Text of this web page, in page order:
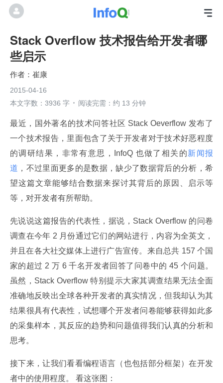
Stack Overflow 技术报告给开发者哪
些启示
崔康
2015-04-16
本文字数：3936 字
阅读完需：约 13 分钟
最近，国外著名的技术问答社区 Stack Oeverflow 发布了
一个技术报告，里面包含了关于开发者对于技术好恶程度
的调研结果，非常有意思，InfoQ 也做了相关的新闻报
道 ，不过里面更多的是数据，缺少了数据背后的分析，希
望这篇文章能够结合数据来探讨其背后的原因、启示等
等，对开发者有所帮助。
先说说这篇报告的代表性，据说，Stack Overflow 的问卷
调查在今年 2 月份通过它们的网站进行，内容为全英文，
并且在各大社交媒体上进行广告宣传。来自总共 157 个国
家的超过 2 万 6 千名开发者回答了问卷中的 45 个问题。
虽然，Stack Overflow 特别提示大家其调查结果无法全面
准确地反映出全球各种开发者的真实情况，但我却认为其
结果很具有代表性，试想哪个开发者问卷能够获得如此多
的采集样本，其反应的趋势和问题值得我们认真的分析和
思考。
接下来，让我们看看编程语言（也包括部分框架）在开发
者中的使用程度。 看这张图：